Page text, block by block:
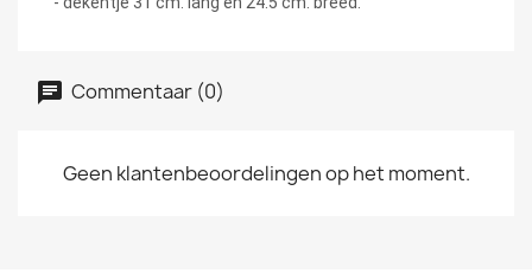
Commentaar (0)
Geen klantenbeoordelingen op het moment.